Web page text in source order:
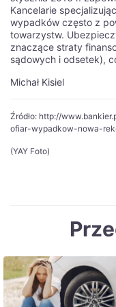
Kancelarie
wypadków często z
towarzystw.
znaczące straty
sądowych i odsetek),
Michał Kisiel
Źródło: http://
ofiar-wypadkow-nowa-
(YAY Foto)